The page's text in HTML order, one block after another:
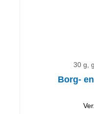
30 g,
Borg-